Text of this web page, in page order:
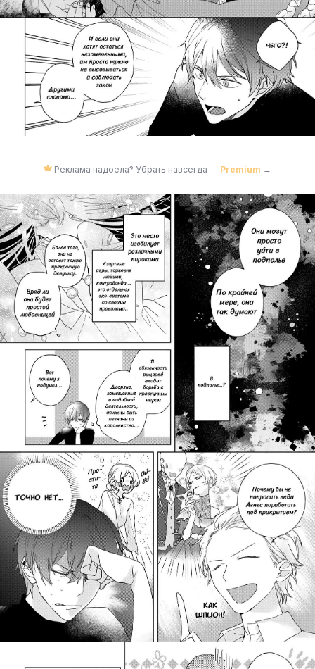
Реклама надоела? Убрать навсегда — Premium →